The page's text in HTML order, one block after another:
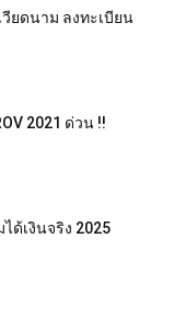
วียดนาม ลงทะเบียน
2021 ด่วน !!
ด้เงินจริง 2025